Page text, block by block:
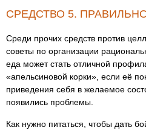
СРЕДСТВО 5.
Среди прочих средств против
советы по организации
еда может стать отличной
«апельсиновой корки», если её
приведения себя в желаемое
появились проблемы.
Как нужно питаться, чтобы дать